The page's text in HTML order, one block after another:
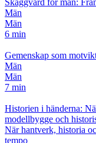
Män
Män
6 min
Gemenskap som
Män
Män
7 min
Historien i händerna:
modellbygge och
När hantverk, historia
tempo